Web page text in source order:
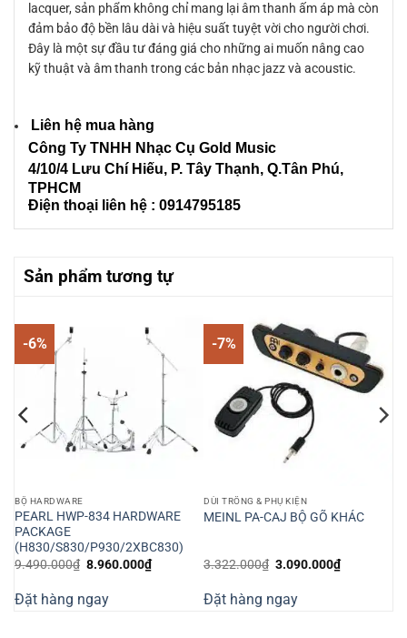
lacquer, sản phẩm không chỉ mang lại âm thanh ấm áp mà còn
đảm bảo độ bền lâu dài và hiệu suất tuyệt vời cho người chơi.
Đây là một sự đầu tư đáng giá cho những ai muốn nâng cao
kỹ thuật và âm thanh trong các bản nhạc jazz và acoustic.
Liên hệ mua hàng
Công Ty TNHH Nhạc Cụ Gold Music
4/10/4 Lưu Chí Hiếu, P. Tây Thạnh, Q.Tân Phú,
TPHCM
Điện thoại liên hệ : 0914795185
Sản phẩm tương tự
-6%
BỘ HARDWARE
PEARL HWP-834 HARDWARE
PACKAGE
(H830/S830/P930/2XBC830)
9.490.000₫ Giá
9.490.000₫.
8.960.000₫Giá
hiện
8.960.000₫.
Đặt hàng ngay
-7%
DÙI TRỐNG & PHỤ KIỆN
MEINL PA-CAJ BỘ GÕ KHÁC
3.322.000₫ Giá
3.322.000₫.
3.090.000₫Giá
hiện
Đặt hàng ngay